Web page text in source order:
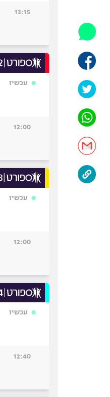
13:15
עכשיו
12:00
עכשיו
12:00
עכשיו
12:40